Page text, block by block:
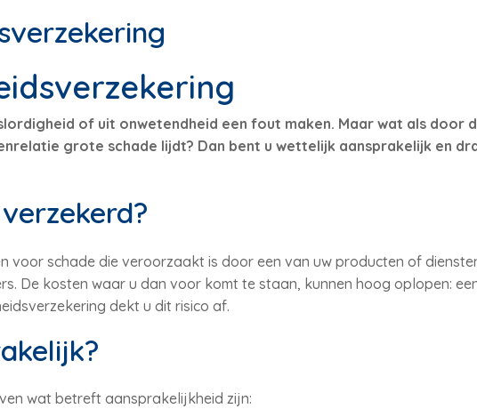
of uit onwetendheid een fout maken. Maar wat als door
grote schade lijdt? Dan bent u wettelijk aansprakelijk en
voor schade die veroorzaakt is door een van uw producten of
De kosten waar u dan voor komt te staan, kunnen hoog oplopen:
dekt u dit risico af.
wat betreft aansprakelijkheid zijn: